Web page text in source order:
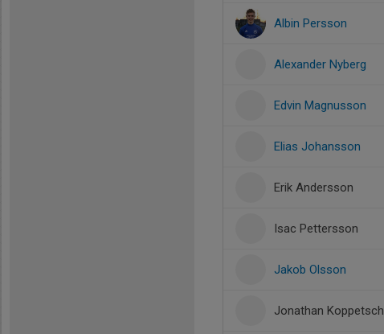
Albin Persson
Alexander Nyberg
Edvin Magnusson
Elias Johansson
Erik Andersson
Isac Pettersson
Jakob Olsson
Jonathan Koppetsch